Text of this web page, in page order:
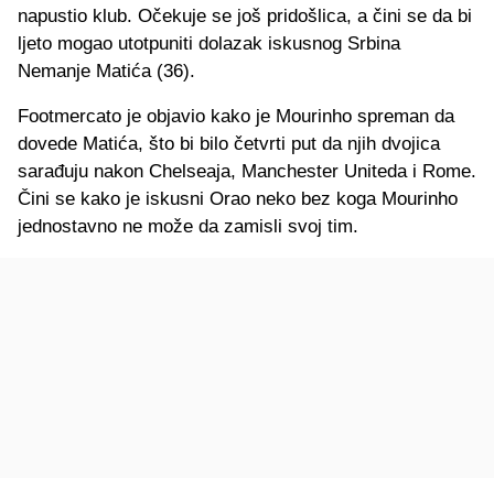
napustio klub. Očekuje se još pridošlica, a čini se da bi
ljeto mogao utotpuniti dolazak iskusnog Srbina
Nemanje Matića (36).
Footmercato je objavio kako je Mourinho spreman da
dovede Matića, što bi bilo četvrti put da njih dvojica
sarađuju nakon Chelseaja, Manchester Uniteda i Rome.
Čini se kako je iskusni Orao neko bez koga Mourinho
jednostavno ne može da zamisli svoj tim.